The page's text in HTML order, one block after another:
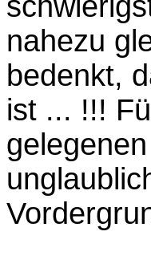
nahezu
bedenkt,
ist ... !!!